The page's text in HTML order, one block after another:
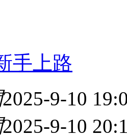
手上路
2025-9-10
2025-9-10